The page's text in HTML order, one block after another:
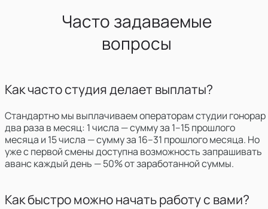
Часто задаваемые
вопросы
Как часто студия делает выплаты?
Стандартно мы выплачиваем операторам студии гонорар
два раза в месяц: 1 числа — сумму за 1–15 прошлого
месяца и 15 числа — сумму за 16–31 прошлого месяца. Но
уже с первой смены доступна возможность запрашивать
аванс каждый день — 50% от заработанной суммы.
Как быстро можно начать работу с вами?